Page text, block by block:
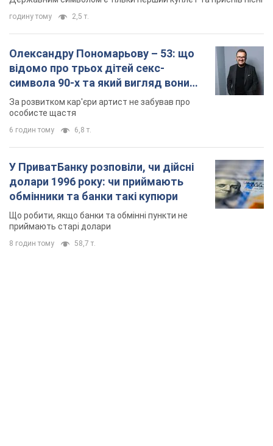
годину тому 2,5 т.
Олександру Пономарьову – 53: що
відомо про трьох дітей секс-
символа 90-х та який вигляд вони
мають
За розвитком кар'єри артист не забував про
особисте щастя
6 годин тому 6,8 т.
У ПриватБанку розповіли, чи дійсні
долари 1996 року: чи приймають
обмінники та банки такі купюри
Що робити, якщо банки та обмінні пункти не
приймають старі долари
8 годин тому 58,7 т.